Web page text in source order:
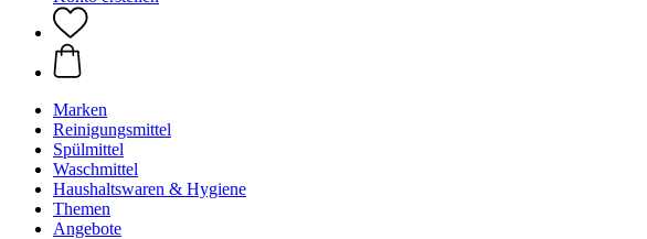
Marken
Reinigungsmittel
Spülmittel
Waschmittel
Haushaltswaren & Hygiene
Themen
Angebote